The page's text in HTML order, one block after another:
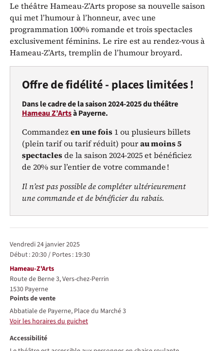
Le théâtre Hameau-Z’Arts propose sa nouvelle saison
qui met l’humour à l’honneur, avec une
programmation 100% romande et trois spectacles
exclusivement féminins. Le rire est au rendez-vous à
Hameau-Z’Arts, tremplin de l’humour broyard.
Offre de fidélité - places limitées !
Dans le cadre de la saison 2024-2025 du théâtre
Hameau Z’Artsà Payerne.
Commandezen une fois 1 ou plusieurs billets
(plein tarif ou tarif réduit) pourau moins 5
spectaclesde la saison 2024-2025 et bénéficiez
de 20% sur l’entier de votre commande !
Il n’est pas possible de compléter ultérieurement
une commande et de bénéficier du rabais.
vendredi 24 janvier 2025
Début :20:30/ Portes : 19:30
Lieu
Hameau-Z'Arts
Route de Berne 3, Vers-chez-Perrin
1530 Payerne
Points de vente
Abbatiale de Payerne, Place du Marché 3
Voir les horaires du guichet
Accessibilité